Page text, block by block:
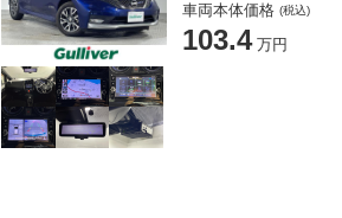
車両本体価格 (税込)
103.4 万円